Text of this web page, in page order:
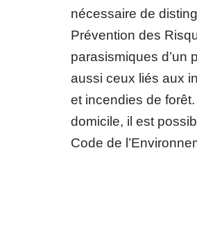
nécessaire de
Prévention des
parasismiques d’un
aussi ceux liés aux
et incendies de
domicile, il est
Code de